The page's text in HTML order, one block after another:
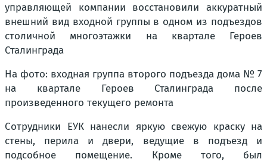
управляющей компании восстановили аккуратный
внешний вид входной группы в одном из подъездов
столичной многоэтажки на квартале Героев
Сталинграда
На фото: входная группа второго подъезда дома № 7
на квартале Героев Сталинграда после
произведенного текущего ремонта
Сотрудники ЕУК нанесли яркую свежую краску на
стены, перила и двери, ведущие в подъезд и
подсобное помещение. Кроме того, был